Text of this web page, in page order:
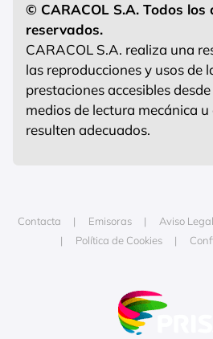
© CARACOL S.A. Todos los
reservados.
CARACOL S.A. realiza una
las reproducciones y usos de
prestaciones accesibles
medios de lectura mecánica
resulten adecuados.
Contacta Emisoras Aviso Legal
Política de Cookies